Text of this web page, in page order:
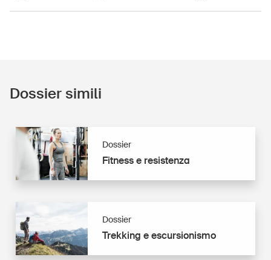
Dossier simili
Fitness e resistenza
Dossier
Fitness
e
resistenza
Trekking e escursionismo
Dossier
Trekking
e
sport